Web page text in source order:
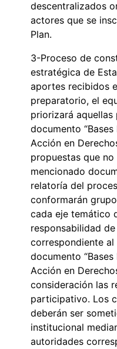
descentralizados
actores que se
Plan.
3-Proceso de
estratégica de
aportes recibidos
preparatorio, el
priorizará aquellas
documento
Acción en
propuestas que no
mencionado
relatoría del
conformarán
cada eje temático
responsabilidad
correspondiente
documento
Acción en
consideración las
participativo. Los
deberán ser
institucional
autoridades